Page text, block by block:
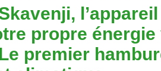
propre
Le premier